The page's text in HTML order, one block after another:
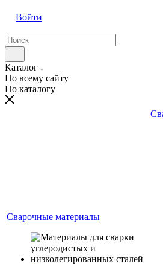
Войти
Каталог
По всему сайту
По каталогу
Сварочные материалы